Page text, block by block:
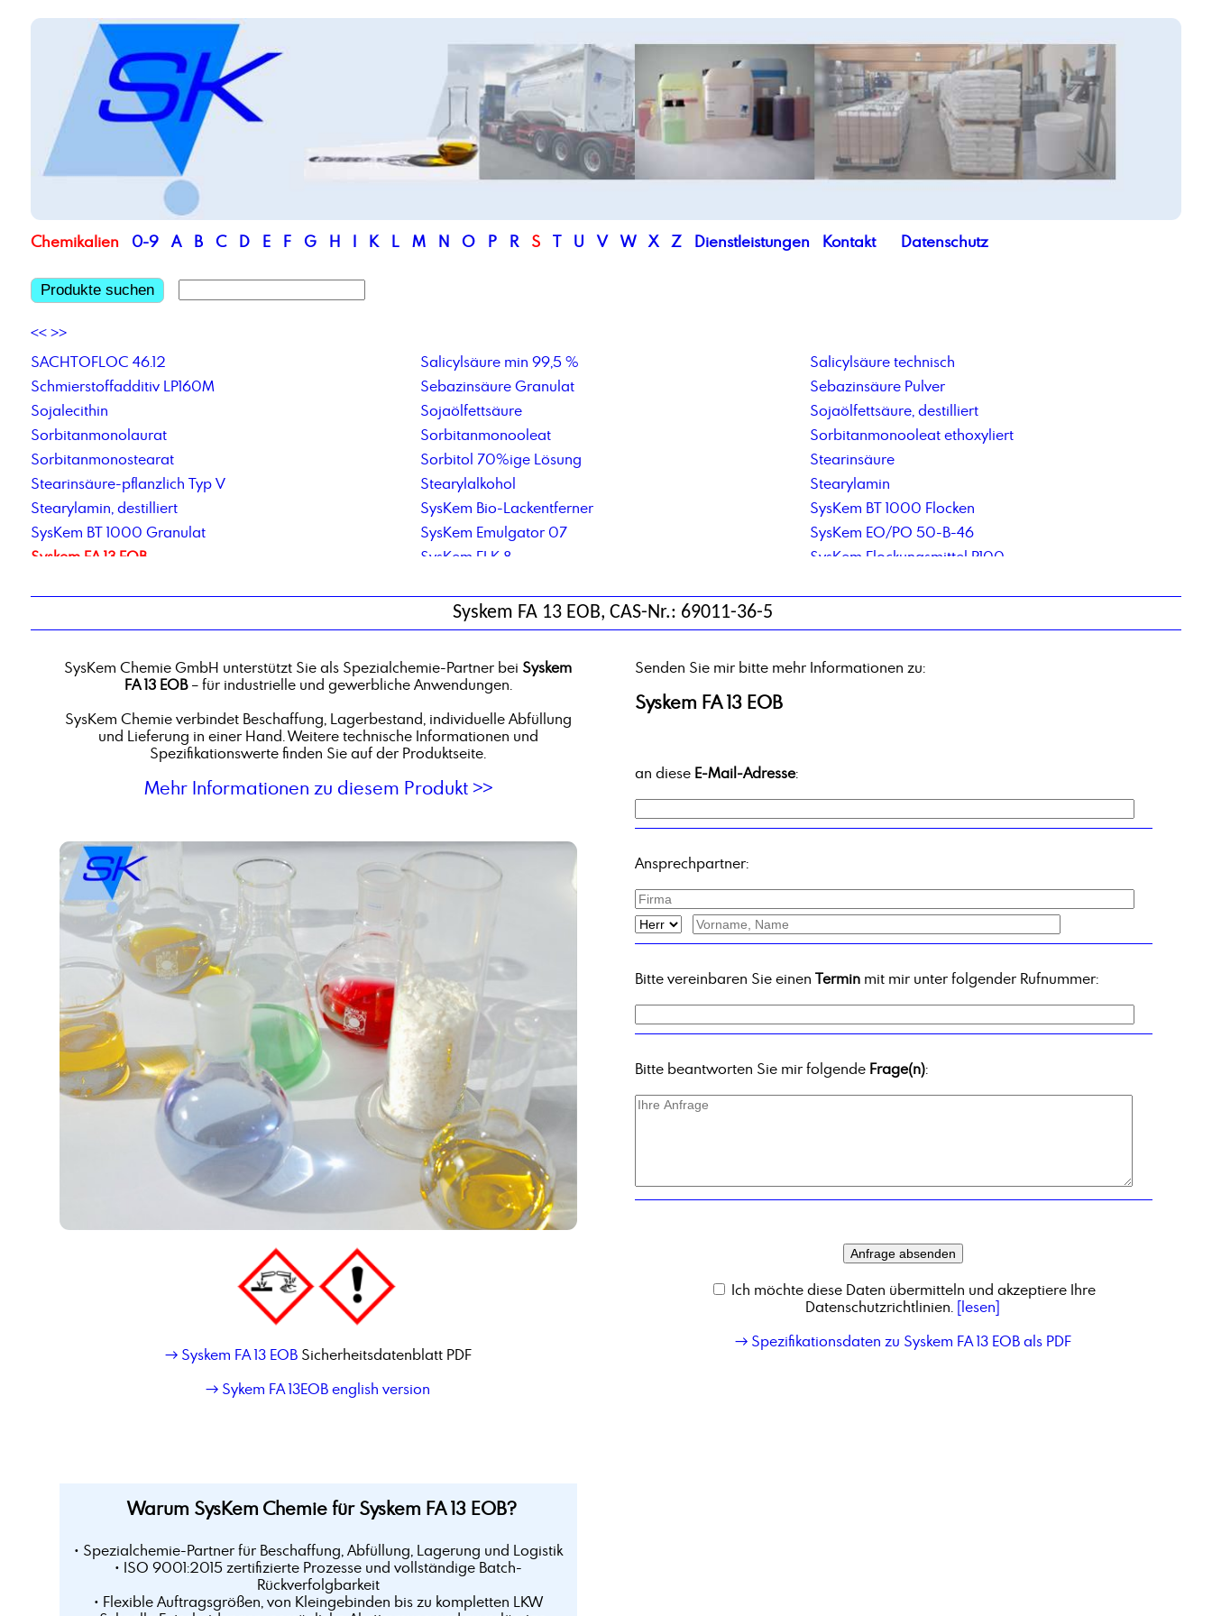
Chemikalien 0-9 A B C D E F G H I K L M N O P R S T U V W X Z Dienstleistungen Kontakt Datenschutz
Produkte suchen
<< >>
SACHTOFLOC 46.12
Salicylsäure min 99,5 %
Salicylsäure technisch
Schmierstoffadditiv LP160M
Sebazinsäure Granulat
Sebazinsäure Pulver
Sojalecithin
Sojaölfettsäure
Sojaölfettsäure, destilliert
Sorbitanmonolaurat
Sorbitanmonooleat
Sorbitanmonooleat ethoxyliert
Sorbitanmonostearat
Sorbitol 70%ige Lösung
Stearinsäure
Stearinsäure-pflanzlich Typ V
Stearylalkohol
Stearylamin
Stearylamin, destilliert
SysKem Bio-Lackentferner
SysKem BT 1000 Flocken
SysKem BT 1000 Granulat
SysKem Emulgator 07
SysKem EO/PO 50-B-46
Syskem FA 13 EOB
SysKem FLK 8
SysKem Flockungsmittel P100
SysKem Korrosionsinhibitor ITD
SysKem PBTC
SysKem TT 1000 SysKem TT 500
Syskem FA 13 EOB, CAS-Nr.: 69011-36-5
SysKem Chemie GmbH unterstützt Sie als Spezialchemie-Partner bei Syskem
FA 13 EOB– für industrielle und gewerbliche Anwendungen.
SysKem Chemie verbindet Beschaffung, Lagerbestand, individuelle Abfüllung
und Lieferung in einer Hand. Weitere technische Informationen und
Spezifikationswerte finden Sie auf der Produktseite.
Mehr Informationen zu diesem Produkt >>
→ Syskem FA 13 EOBSicherheitsdatenblatt PDF
→ Sykem FA 13EOB english version
Warum SysKem Chemie für Syskem FA 13 EOB?
• Spezialchemie-Partner für Beschaffung, Abfüllung, Lagerung und Logistik
• ISO 9001:2015 zertifizierte Prozesse und vollständige Batch-
Rückverfolgbarkeit
• Flexible Auftragsgrößen, von Kleingebinden bis zu kompletten LKW
Senden Sie mir bitte mehr Informationen zu:
Syskem FA 13 EOB
an diese E-Mail-Adresse:
Ansprechpartner:
Bitte vereinbaren Sie einen Terminmit mir unter folgender Rufnummer:
Bitte beantworten Sie mir folgende Frage(n):
Ich möchte diese Daten übermitteln und akzeptiere Ihre
Datenschutzrichtlinien. [lesen]
→ Spezifikationsdaten zu Syskem FA 13 EOB als PDF